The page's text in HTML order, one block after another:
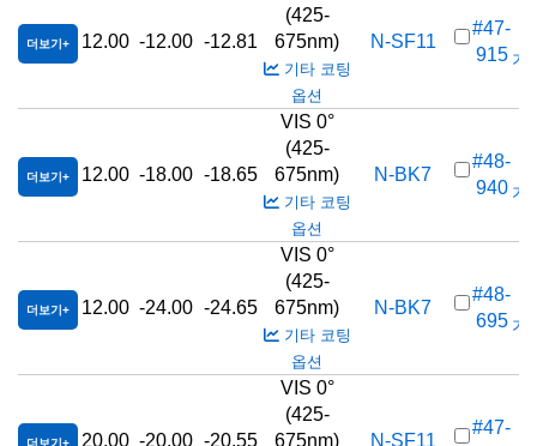
더보기 12.00 -12.00 -12.81
(425-
675nm)
기타 코팅
옵션
N-SF11
#47-
915 가
더보기 12.00 -18.00 -18.65
VIS 0°
(425-
675nm)
기타 코팅
옵션
N-BK7
#48-
940 가
더보기 12.00 -24.00 -24.65
VIS 0°
(425-
675nm)
기타 코팅
옵션
N-BK7
#48-
695 가
더보기 20.00 -20.00 -20.55
VIS 0°
(425-
675nm)
N-SF11
#47-